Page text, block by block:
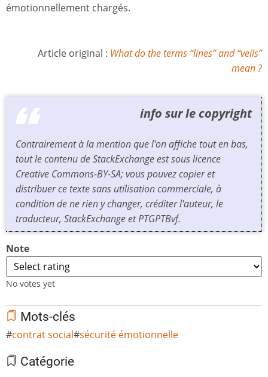
émotionnellement chargés.
Article original : What do the terms “lines” and “veils”
mean ?
info sur le copyright
Contrairement à la mention que l'on affiche tout en bas,
tout le contenu de StackExchange est sous licence
Creative Commons-BY-SA; vous pouvez copier et
distribuer ce texte sans utilisation commerciale, à
condition de ne rien y changer, créditer l'auteur, le
traducteur, StackExchange et PTGPTBvf.
Note
No votes yet
Mots-clés
contrat social sécurité émotionnelle
Catégorie